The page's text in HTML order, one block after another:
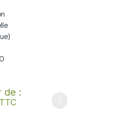
de :
TTC
a plusieurs variations. Les options